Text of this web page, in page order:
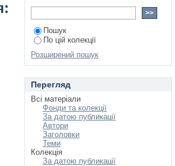
Пошук
По цій колекції
Розширений пошук
Перегляд
Всі матеріали
Фонди та колекції
За датою публикації
Автори
Заголовки
Теми
Колекція
За датою публикації